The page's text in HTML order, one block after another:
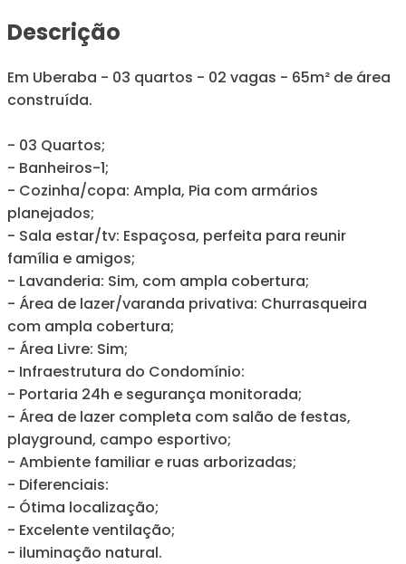
Descrição
Em Uberaba - 03 quartos - 02 vagas - 65m² de área
construída.
- 03 Quartos;
- Banheiros-1;
- Cozinha/copa: Ampla, Pia com armários
planejados;
- Sala estar/tv: Espaçosa, perfeita para reunir
família e amigos;
- Lavanderia: Sim, com ampla cobertura;
- Área de lazer/varanda privativa: Churrasqueira
com ampla cobertura;
- Área Livre: Sim;
- Infraestrutura do Condomínio:
- Portaria 24h e segurança monitorada;
- Área de lazer completa com salão de festas,
playground, campo esportivo;
- Ambiente familiar e ruas arborizadas;
- Diferenciais:
- Ótima localização;
- Excelente ventilação;
- iluminação natural.